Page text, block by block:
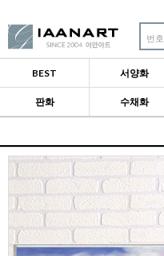
번
BEST 서양화
판화 수채화